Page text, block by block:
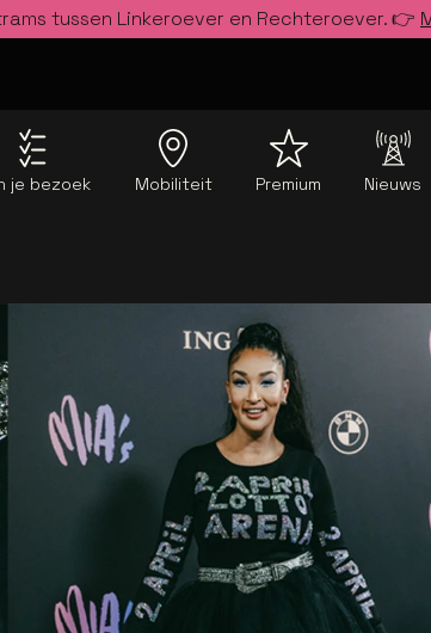
tussen Linkeroever en Rechteroever. 👉
je bezoek Mobiliteit Premium Nieuws